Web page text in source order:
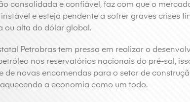
consolidada e confiável, faz com que o
e esteja pendente a sofrer graves crises
ou alta do dólar global.
Petrobras tem pressa em realizar o
nos reservatórios nacionais do pré-sal,
de novas encomendas para o setor de
a economia como um todo.